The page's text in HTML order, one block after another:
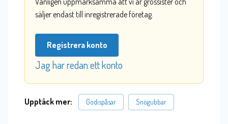
säljer endast till inregistrerade företag.
Registrera konto
Jag har redan ett konto
Upptäck mer: Godispåsar Snögubbar